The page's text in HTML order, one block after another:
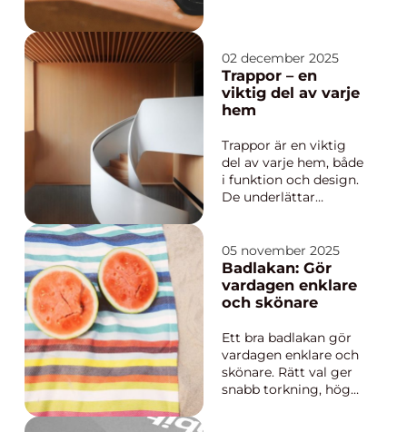
må...
02 december 2025
Trappor – en
viktig del av varje
hem
Trappor är en viktig
del av varje hem, både
i funktion och design.
De underlättar
som de bidrar till
hemmets estetik. Att
välja rätt trappa
handlar om att hitta
05 november 2025
Badlakan: Gör
vardagen enklare
och skönare
Ett bra badlakan gör
vardagen enklare och
skönare. Rätt val ger
snabb torkning, hög